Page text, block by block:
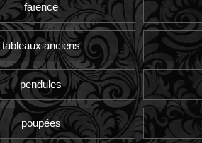
faïence
tableaux anciens
pendules
poupées